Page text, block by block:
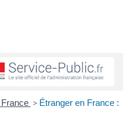
> Étranger en France :